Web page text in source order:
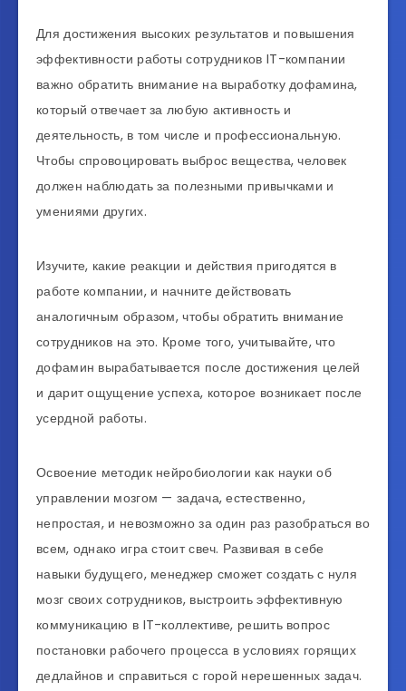
Для достижения высоких результатов и повышения
эффективности работы сотрудников IT-компании
важно обратить внимание на выработку дофамина,
который отвечает за любую активность и
деятельность, в том числе и профессиональную.
Чтобы спровоцировать выброс вещества, человек
должен наблюдать за полезными привычками и
умениями других.
Изучите, какие реакции и действия пригодятся в
работе компании, и начните действовать
аналогичным образом, чтобы обратить внимание
сотрудников на это. Кроме того, учитывайте, что
дофамин вырабатывается после достижения целей
и дарит ощущение успеха, которое возникает после
усердной работы.
Освоение методик нейробиологии как науки об
управлении мозгом — задача, естественно,
непростая, и невозможно за один раз разобраться во
всем, однако игра стоит свеч. Развивая в себе
навыки будущего, менеджер сможет создать с нуля
мозг своих сотрудников, выстроить эффективную
коммуникацию в IT-коллективе, решить вопрос
постановки рабочего процесса в условиях горящих
дедлайнов и справиться с горой нерешенных задач.